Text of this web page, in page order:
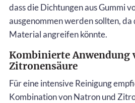
dass die Dichtungen aus Gummi
ausgenommen werden sollten, da
Material angreifen könnte.
Kombinierte Anwendung
Zitronensäure
Für eine intensive Reinigung
Kombination von Natron und